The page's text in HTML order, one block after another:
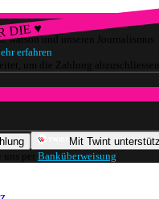
DIE ♥
watson und unseren Journalismus
erfahren
um die Zahlung abzuschliessen.)
Mit Twint
uns per Banküberweisung